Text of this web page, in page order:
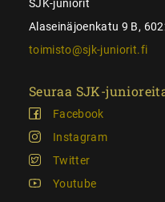
SJK-juniorit
Alaseinäjoenkatu 9 B,
toimisto@sjk-juniorit.fi
Seuraa SJK-
Facebook
Instagram
Twitter
Youtube